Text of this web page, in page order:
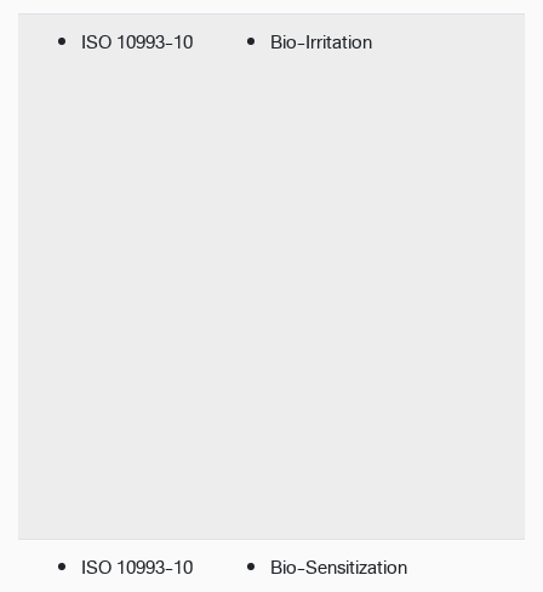
ISO 10993-10 Bio-Irritation
ISO 10993-10 Bio-Sensitization